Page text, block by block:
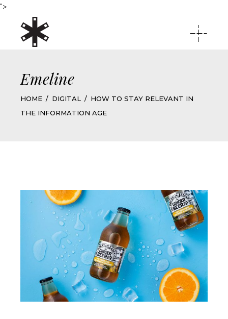
">
Emeline
HOME DIGITAL
HOW TO STAY RELEVANT IN
THE INFORMATION AGE